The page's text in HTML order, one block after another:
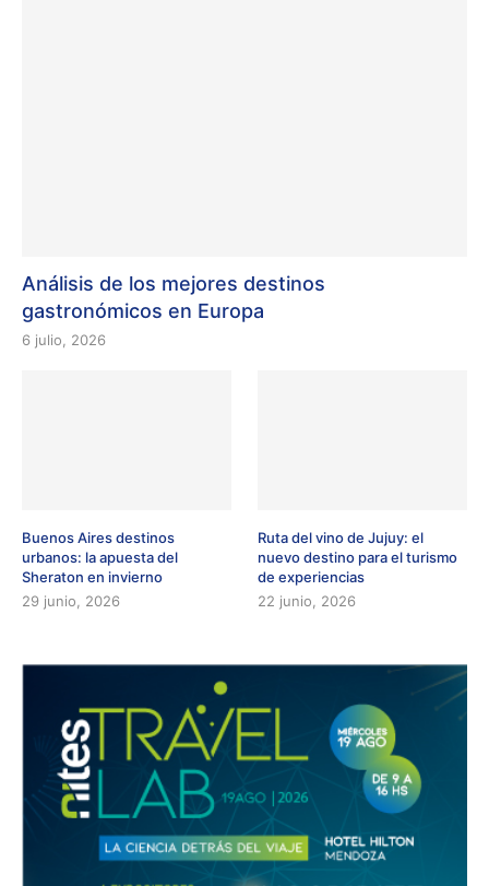
Análisis de los mejores destinos
gastronómicos en Europa
6 julio, 2026
Buenos Aires destinos
urbanos: la apuesta del
Sheraton en invierno
29 junio, 2026
Ruta del vino de Jujuy: el
nuevo destino para el turismo
de experiencias
22 junio, 2026